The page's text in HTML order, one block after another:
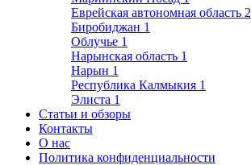
Еврейская автономная область 2
Биробиджан 1
Облучье 1
Нарынская область 1
Нарын 1
Республика Калмыкия 1
Элиста 1
Статьи и обзоры
Контакты
О нас
Политика конфиденциальности